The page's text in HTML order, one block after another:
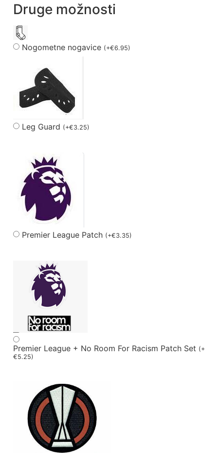
Druge možnosti
Nogometne nogavice (+€6.95)
Leg Guard (+€3.25)
Premier League Patch (+€3.35)
Premier League + No Room For Racism Patch Set (+
€5.25)